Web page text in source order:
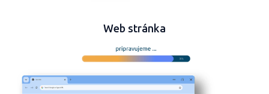
Web stránka